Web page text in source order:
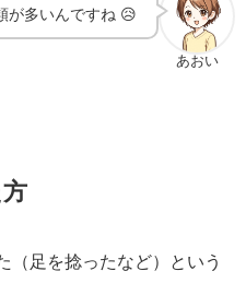
あおい
が多いんですね 😥
（足を捻ったなど）という